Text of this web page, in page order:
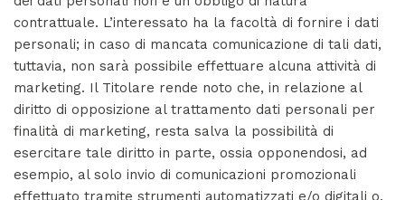
contrattuale. L’interessato ha la facoltà di fornire i dati
personali; in caso di mancata comunicazione di tali dati,
tuttavia, non sarà possibile effettuare alcuna attività di
marketing. Il Titolare rende noto che, in relazione al
diritto di opposizione al trattamento dati personali per
finalità di marketing, resta salva la possibilità di
esercitare tale diritto in parte, ossia opponendosi, ad
esempio, al solo invio di comunicazioni promozionali
effettuato tramite strumenti automatizzati e/o digitali o,